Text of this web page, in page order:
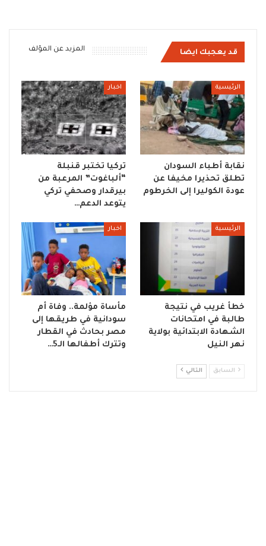
قد يعجبك ايضا المزيد عن المؤلف
الرئيسية
نقابة أطباء السودان
تطلق تحذيرا مخيفا عن
عودة الكوليرا إلى الخرطوم
اخبار
تركيا تختبر قنبلة
“ألباغوت” المرعبة من
بيرقدار وصحفي تركي
يتوعد الدعم…
الرئيسية
خطأ غريب في نتيجة
طالبة في امتحانات
الشهادة الابتدائية بولاية
نهر النيل
اخبار
مأساة مؤلمة.. وفاة أم
سودانية في طريقها إلى
مصر بحادث في القطار
وتترك أطفالها الـ5…
السابق التالي